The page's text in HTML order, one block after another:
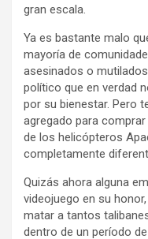
gran escala.
Ya es bastante malo
mayoría de
asesinados o
político que en verdad
por su bienestar. Pero
agregado para
de los helicópteros
completamente
Quizás ahora alguna
videojuego en su
matar a tantos
dentro de un período